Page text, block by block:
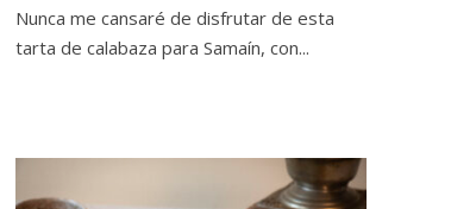
Nunca me cansaré de disfrutar de esta
tarta de calabaza para Samaín, con...